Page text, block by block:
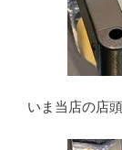
いま当店の店